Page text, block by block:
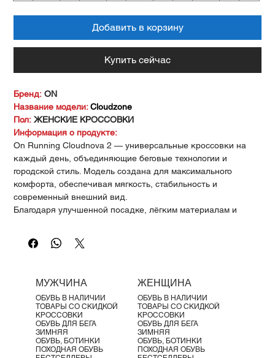
Добавить в корзину
Купить сейчас
Бренд: ON
Название модели:Cloudzone
Пол:ЖЕНСКИЕ КРОССОВКИ
Информация о продукте:
On Running Cloudnova 2 — универсальные кроссовки на
каждый день, объединяющие беговые технологии и
городской стиль. Модель создана для максимального
комфорта, обеспечивая мягкость, стабильность и
современный внешний вид.
Благодаря улучшенной посадке, лёгким материалам и
носки. Обновлённая амортизация и поддержка делают
Современный и выразительный дизайн
Улучшенная посадка и комфорт при надевании
Speedboard® в зоне пятки для поддержки и фиксации
Стабилизированная пяточная подушка для
дополнительной устойчивости
Плавный перекат благодаря перепаду 14 мм
МУЖЧИНА
ОБУВЬ В НАЛИЧИИ
ТОВАРЫ СО СКИДКОЙ
КРОССОВКИ
ОБУВЬ ДЛЯ БЕГА
ЗИМНЯЯ
ОБУВЬ, БОТИНКИ
ПОХОДНАЯ ОБУВЬ
ЖЕНЩИНА
ОБУВЬ В НАЛИЧИИ
ТОВАРЫ СО СКИДКОЙ
КРОССОВКИ
ОБУВЬ ДЛЯ БЕГА
ЗИМНЯЯ
ОБУВЬ, БОТИНКИ
ПОХОДНАЯ ОБУВЬ